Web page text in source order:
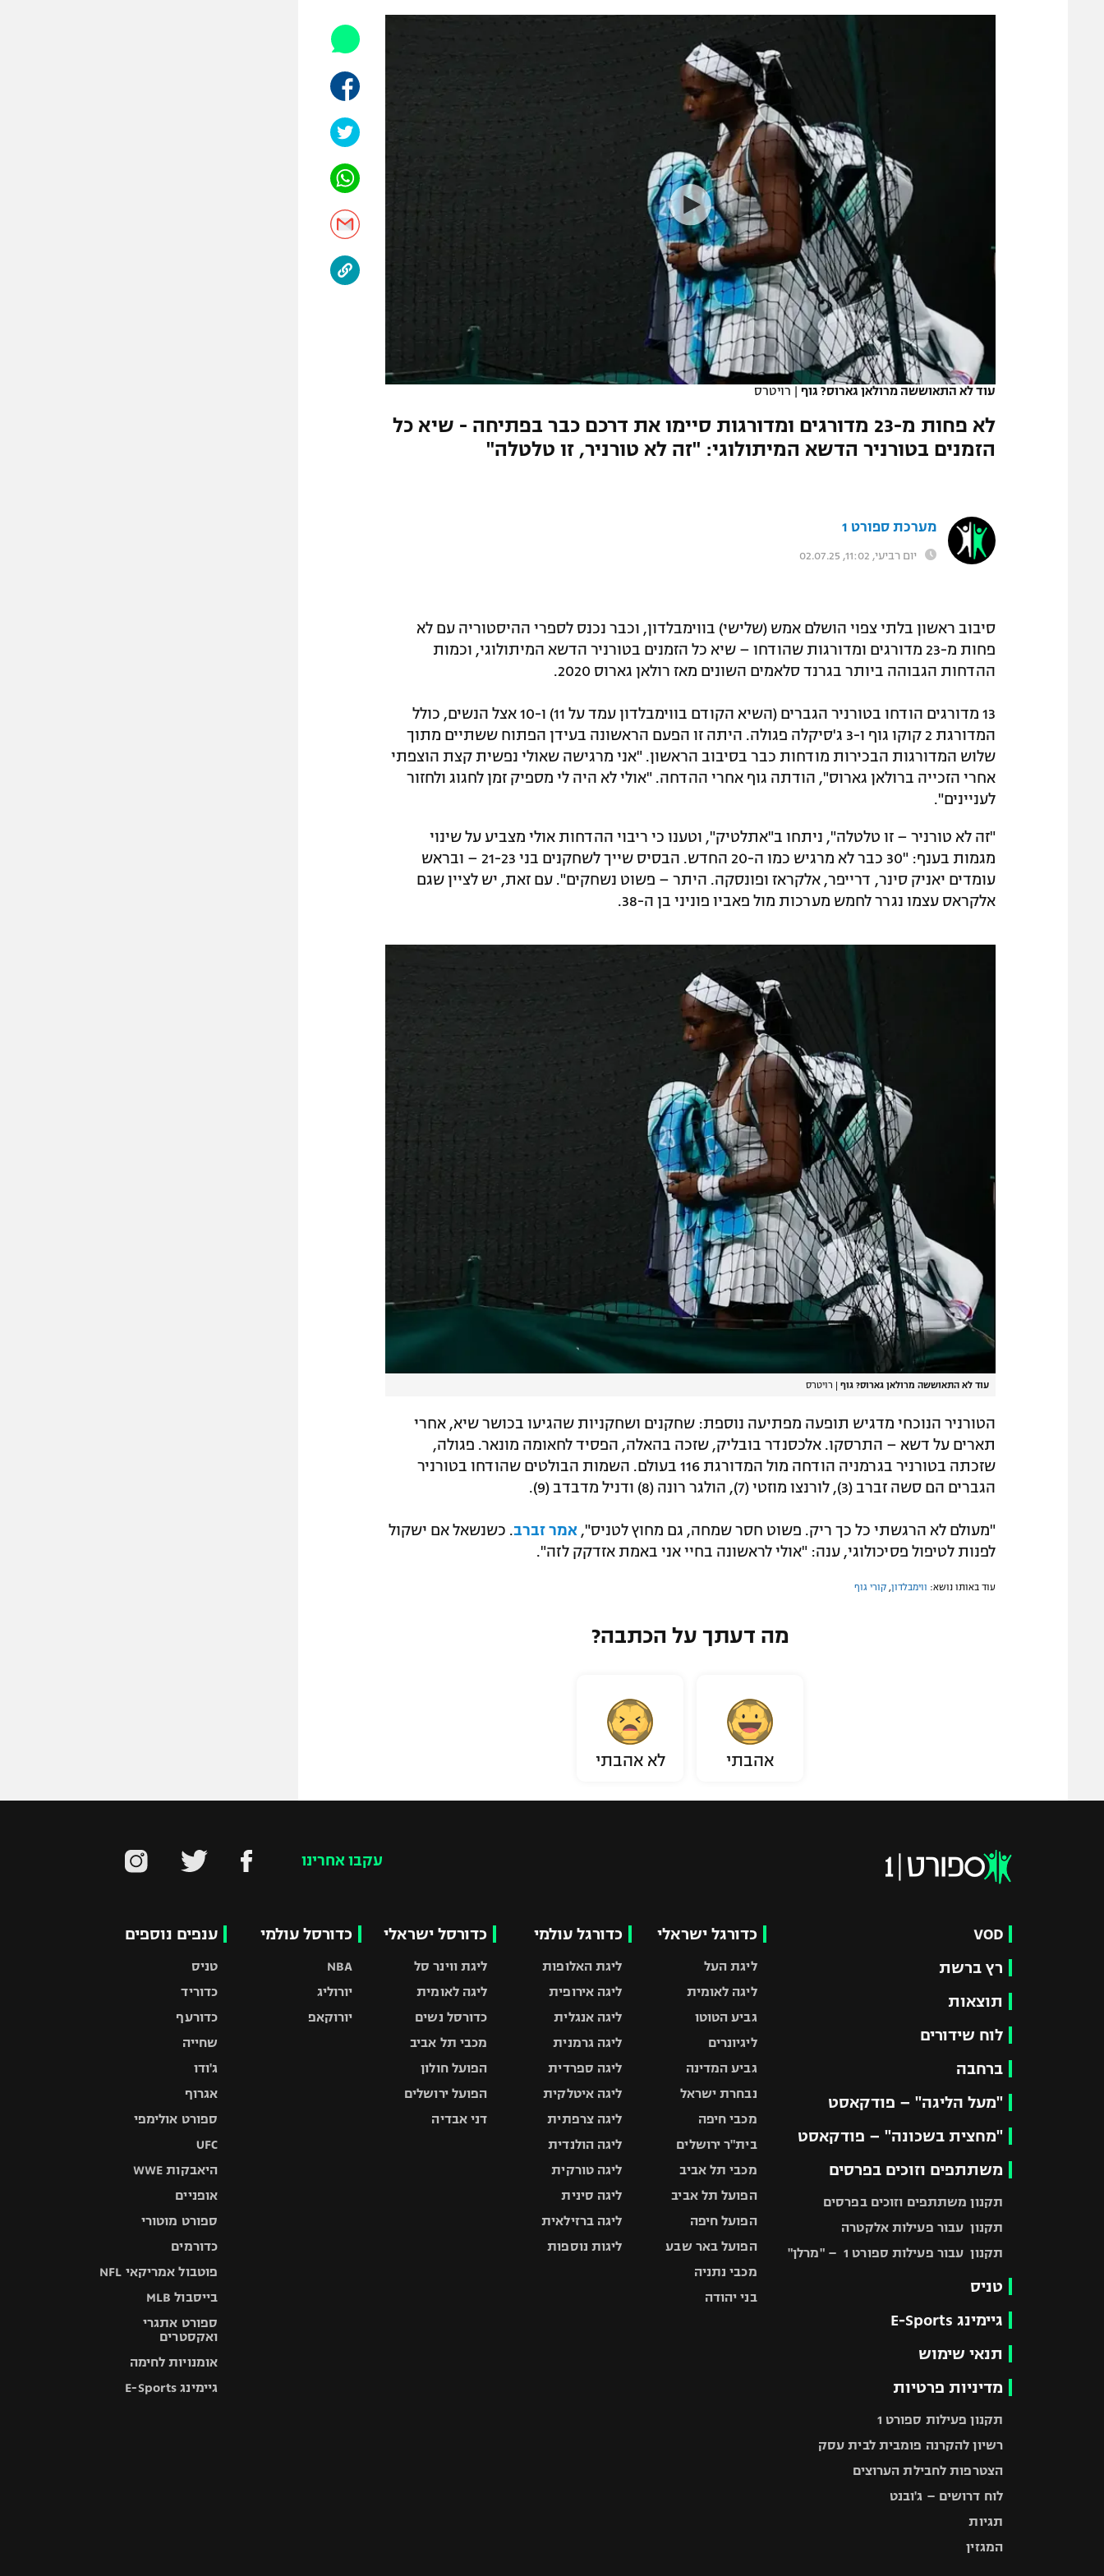
רשיון להקרנה פומבית לבית עסק
הצטרפות לחבילת הערוצים
לוח דרושים – ג'ובנט
המגזין
הפועל תל אביב
הפועל חיפה
הפועל באר שבע
מכבי נתניה
בני יהודה
ליגה סינית
עוד לא התאוששה מרולאן גארוס? גוף | רויטרס
לא פחות מ-23 מדורגים ומדורגות סיימו את דרכם כבר בפתיחה - שיא כל
הזמנים בטורניר הדשא המיתולוגי: "זה לא טורניר, זו טלטלה"
מערכת ספורט 1
יום רביעי, 11:02, 02.07.25
סיבוב ראשון בלתי צפוי הושלם אמש (שלישי) בווימבלדון, וכבר נכנס לספרי ההיסטוריה עם לא
פחות מ-23 מדורגים ומדורגות שהודחו – שיא כל הזמנים בטורניר הדשא המיתולוגי, וכמות
ההדחות הגבוהה ביותר בגרנד סלאמים השונים מאז רולאן גארוס 2020.
13 מדורגים הודחו בטורניר הגברים (השיא הקודם בווימבלדון עמד על 11) ו-10 אצל הנשים, כולל
המדורגת 2 קוקו גוף ו-3 ג'סיקלה פגולה. היתה זו הפעם הראשונה בעידן הפתוח ששתיים מתוך
שלוש המדורגות הבכירות מודחות כבר בסיבוב הראשון. "אני מרגישה שאולי נפשית קצת הוצפתי
אחרי הזכייה ברולאן גארוס", הודתה גוף אחרי ההדחה. "אולי לא היה לי מספיק זמן לחגוג ולחזור
לעניינים".
"זה לא טורניר – זו טלטלה", ניתחו ב"אתלטיק", וטענו כי ריבוי ההדחות אולי מצביע על שינוי
מגמות בענף: "30 כבר לא מרגיש כמו ה-20 החדש. הבסיס שייך לשחקנים בני 21-23 – ובראש
עומדים יאניק סינר, דרייפר, אלקראז ופונסקה. היתר – פשוט נשחקים". עם זאת, יש לציין שגם
אלקראס עצמו נגרר לחמש מערכות מול פאביו פוניני בן ה-38.
עוד לא התאוששה מרולאן גארוס? גוף | רויטרס
הטורניר הנוכחי מדגיש תופעה מפתיעה נוספת: שחקנים ושחקניות שהגיעו בכושר שיא, אחרי
תארים על דשא – התרסקו. אלכסנדר בובליק, שזכה בהאלה, הפסיד לחאומה מונאר. פגולה,
שזכתה בטורניר בגרמניה הודחה מול המדורגת 116 בעולם. השמות הבולטים שהודחו בטורניר
הגברים הם סשה זברב (3), לורנצו מוזטי (7), הולגר רונה (8) ודניל מדבדב (9).
"מעולם לא הרגשתי כל כך ריק. פשוט חסר שמחה, גם מחוץ לטניס", אמר זברב. כשנשאל אם ישקול
לפנות לטיפול פסיכולוגי, ענה: "אולי לראשונה בחיי אני באמת אזדקק לזה".
עוד באותו נושא: ווימבלדון קורי גוף
מה דעתך על הכתבה?
אהבתי לא אהבתי
עקבו אחרינו
VOD
רץ ברשת
תוצאות
לוח שידורים
ברחבה
"מעל הליגה" – פודקאסט
"מחצית בשכונה" – פודקאסט
משתתפים וזוכים בפרסים
תקנון משתתפים וזוכים בפרסים
תקנון עבור פעילות אלקטרה
תקנון עבור פעילות ספורט 1 – "מרלן"
טניס
גיימינג E-Sports
תנאי שימוש
מדיניות פרטיות
תקנון פעילות ספורט 1
רשיון להקרנה פומבית לבית עסק
הצטרפות לחבילת הערוצים
לוח דרושים – ג'ובנט
תגיות
המגזין
כדורגל ישראלי
ליגת העל
ליגה לאומית
גביע הטוטו
ליגיונרים
גביע המדינה
נבחרת ישראל
מכבי חיפה
בית"ר ירושלים
מכבי תל אביב
הפועל תל אביב
הפועל חיפה
הפועל באר שבע
מכבי נתניה
בני יהודה
כדורגל עולמי
ליגת האלופות
ליגה אירופית
ליגה אנגלית
ליגה גרמנית
ליגה ספרדית
ליגה איטלקית
ליגה צרפתית
ליגה הולנדית
ליגה טורקית
ליגה סינית
ליגה ברזילאית
ליגות נוספות
כדורסל ישראלי
ליגת ווינר סל
ליגה לאומית
כדורסל נשים
מכבי תל אביב
הפועל חולון
הפועל ירושלים
דני אבדיה
כדורסל עולמי
NBA
יורוליג
יורוקאפ
ענפים נוספים
טניס
כדוריד
כדורעף
שחייה
ג'ודו
אגרוף
ספורט אולימפי
UFC
היאבקות WWE
אופניים
ספורט מוטורי
כדורמים
פוטבול אמריקאי NFL
בייסבול MLB
ספורט אתגרי
ואקסטרים
אומנויות לחימה
גיימינג E-Sports